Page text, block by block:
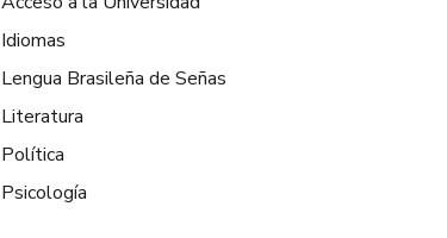
Idiomas
Lengua Brasileña de Señas
Literatura
Política
Psicología